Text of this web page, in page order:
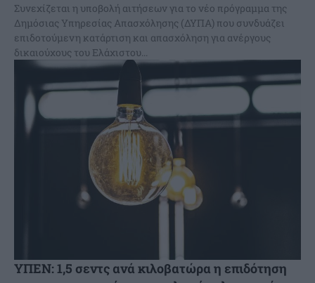
Συνεχίζεται η υποβολή αιτήσεων για το νέο πρόγραμμα της
Δημόσιας Υπηρεσίας Απασχόλησης (ΔΥΠΑ) που συνδυάζει
επιδοτούμενη κατάρτιση και απασχόληση για ανέργους
δικαιούχους του Ελάχιστου...
ΥΠΕΝ: 1,5 σεντς ανά κιλοβατώρα η επιδότηση